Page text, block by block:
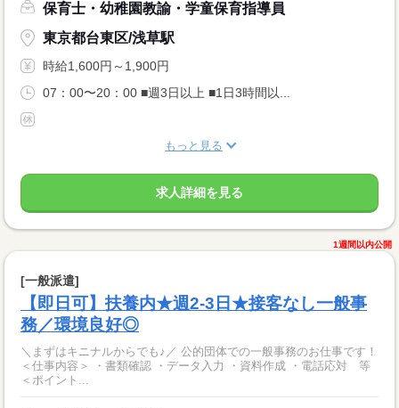
保育士・幼稚園教諭・学童保育指導員
東京都台東区/浅草駅
時給1,600円～1,900円
07：00〜20：00 ■週3日以上 ■1日3時間以...
もっと見る
求人詳細を見る
1週間以内公開
[一般派遣]
【即日可】扶養内★週2-3日★接客なし一般事
務／環境良好◎
＼まずはキニナルからでも♪／ 公的団体での一般事務のお仕事です！
＜仕事内容＞ ・書類確認 ・データ入力 ・資料作成 ・電話応対 等
＜ポイント...